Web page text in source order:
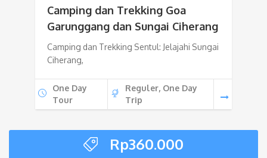
Camping dan Trekking Goa
Garunggang dan Sungai Ciherang
Camping dan Trekking Sentul: Jelajahi Sungai
Ciherang,
One Day
Tour
Reguler, One Day
Trip
Rp360.000